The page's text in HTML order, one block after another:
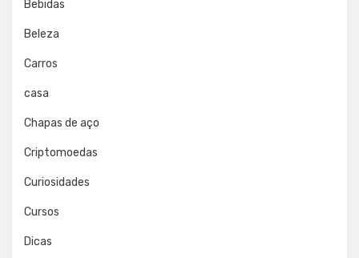
Bebidas
Beleza
Carros
casa
Chapas de aço
Criptomoedas
Curiosidades
Cursos
Dicas